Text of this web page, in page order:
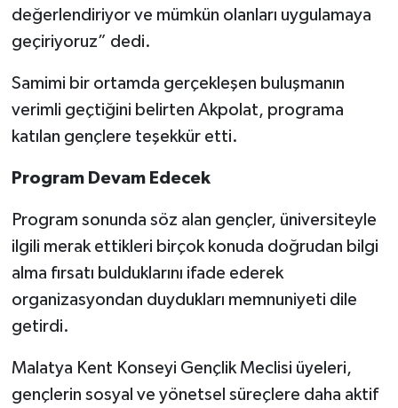
değerlendiriyor ve mümkün olanları uygulamaya
geçiriyoruz” dedi.
Samimi bir ortamda gerçekleşen buluşmanın
verimli geçtiğini belirten Akpolat, programa
katılan gençlere teşekkür etti.
Program Devam Edecek
Program sonunda söz alan gençler, üniversiteyle
ilgili merak ettikleri birçok konuda doğrudan bilgi
alma fırsatı bulduklarını ifade ederek
organizasyondan duydukları memnuniyeti dile
getirdi.
Malatya Kent Konseyi Gençlik Meclisi üyeleri,
gençlerin sosyal ve yönetsel süreçlere daha aktif